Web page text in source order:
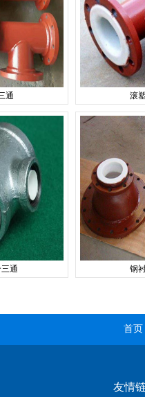
通 滚
通 钢
首页
友情